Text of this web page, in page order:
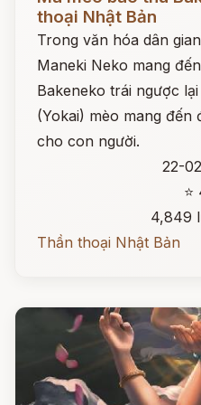
thoại Nhật Bản
Trong văn hóa dân
Maneki Neko mang
Bakeneko trái ngược
(Yokai) mèo mang đến
cho con người.
22-
⭐
4,849
Thần thoại Nhật Bản